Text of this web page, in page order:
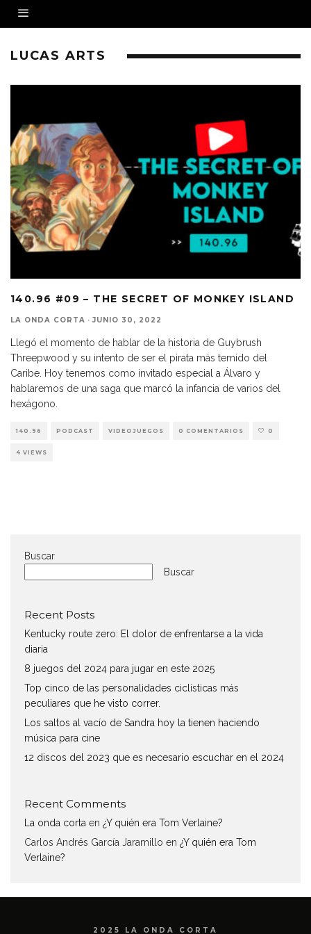
LUCAS ARTS
140.96 #09 – THE SECRET OF MONKEY ISLAND
LA ONDA CORTA · JUNIO 30, 2022
Llegó el momento de hablar de la historia de Guybrush
Threepwood y su intento de ser el pirata más temido del
Caribe. Hoy tenemos como invitado especial a Álvaro y
hablaremos de una saga que marcó la infancia de varios del
hexágono.
140.96 PODCAST VIDEOJUEGOS 0 COMENTARIOS 0
4 VIEWS
Buscar
Buscar
Recent Posts
Kentucky route zero: El dolor de enfrentarse a la vida
diaria
8 juegos del 2024 para jugar en este 2025
Top cinco de las personalidades ciclísticas más
peculiares que he visto correr.
Los saltos al vacío de Sandra hoy la tienen haciendo
música para cine
12 discos del 2023 que es necesario escuchar en el 2024
Recent Comments
La onda corta en ¿Y quién era Tom Verlaine?
Carlos Andrés García Jaramillo en ¿Y quién era Tom
Verlaine?
2025 LA ONDA CORTA